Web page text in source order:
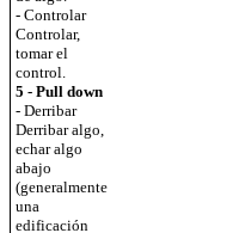
- Controlar
Controlar,
tomar el
control.
5 - Pull down
- Derribar
Derribar algo,
echar algo
abajo
(generalmente
una
edificación